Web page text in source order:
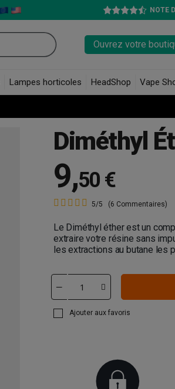
NOTE
Ouvrez votre
Lampes horticoles HeadShop Vape
Diméthyl
9,50 €
5/5 (6 Commentaires)
Le Diméthyl éther est un
extraire votre résine sans
les extractions au butane les
Ajouter aux favoris